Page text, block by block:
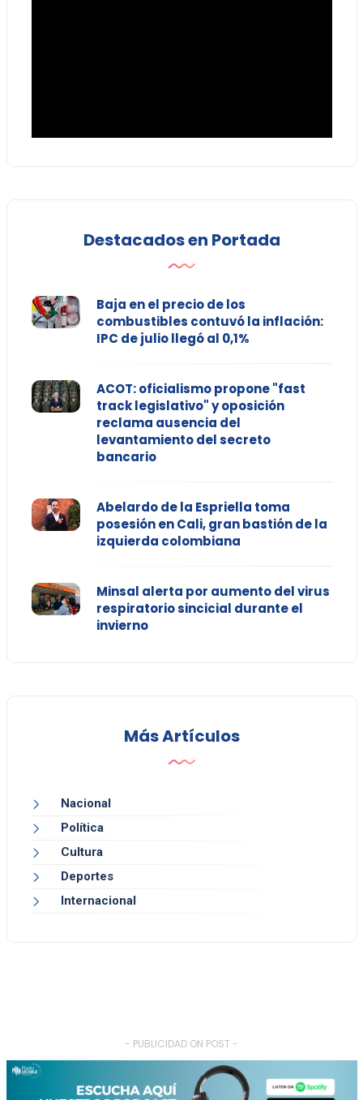
Destacados en Portada
Baja en el precio de los
combustibles contuvó la inflación:
IPC de julio llegó al 0,1%
ACOT: oficialismo propone "fast
track legislativo" y oposición
reclama ausencia del
levantamiento del secreto
bancario
Abelardo de la Espriella toma
posesión en Cali, gran bastión de la
izquierda colombiana
Minsal alerta por aumento del virus
respiratorio sincicial durante el
invierno
Más Artículos
Nacional
Política
Cultura
Deportes
Internacional
- PUBLICIDAD ON POST -